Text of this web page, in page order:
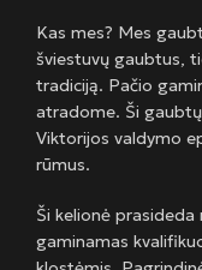
Kas mes? Mes
šviestuvų gaubtus,
tradiciją. Pačio
atradome. Ši
Viktorijos valdymo
rūmus.
Ši kelionė
gaminamas